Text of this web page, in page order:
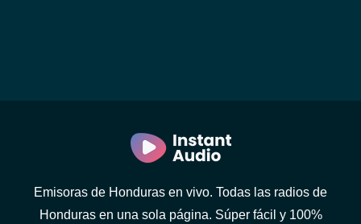
Emisoras de Honduras en vivo. Todas las radios de
Honduras en una sola página. Súper fácil y 100%